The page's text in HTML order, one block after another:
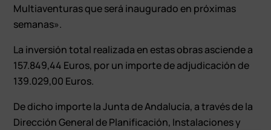
Multiaventuras que será inaugurado en próximas
semanas».
La inversión total realizada en estas obras asciende a
157.849,44 Euros, por un importe de adjudicación de
139.029,00 Euros.
De dicho importe la Junta de Andalucía, a través de la
Dirección General de Planificación, Instalaciones y